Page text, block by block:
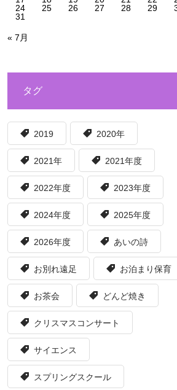
24
25 26 27 28 29
31
« 7月
タグ
2019 2020年
2021年 2021年度
2022年度 2023年度
2024年度 2025年度
2026年度 あいの詩
お別れ遠足 お泊まり保育
お茶会 どんど焼き
クリスマスコンサート
サイエンス
スプリングスクール